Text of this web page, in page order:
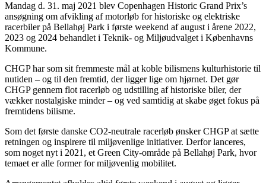
Mandag d. 31. maj 2021 blev Copenhagen Historic Grand Prix’s
ansøgning om afvikling af motorløb for historiske og elektriske
racerbiler på Bellahøj Park i første weekend af august i årene 2022,
2023 og 2024 behandlet i Teknik- og Miljøudvalget i Københavns
Kommune.
CHGP har som sit fremmeste mål at koble bilismens kulturhistorie til
nutiden – og til den fremtid, der ligger lige om hjørnet. Det gør
CHGP gennem flot racerløb og udstilling af historiske biler, der
vækker nostalgiske minder – og ved samtidig at skabe øget fokus på
fremtidens bilisme.
Som det første danske CO2-neutrale racerløb ønsker CHGP at sætte
retningen og inspirere til miljøvenlige initiativer. Derfor lanceres,
som noget nyt i 2021, et Green City-område på Bellahøj Park, hvor
temaet er alle former for miljøvenlig mobilitet.